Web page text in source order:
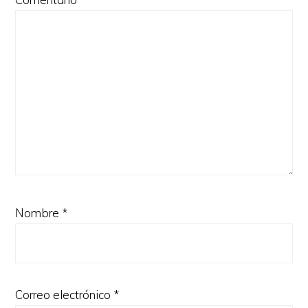
Nombre *
Correo electrónico *